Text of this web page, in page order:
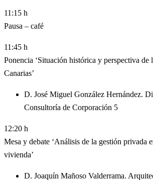
11:15 h
Pausa – café
11:45 h
Ponencia ‘Situación histórica y perspectiva de
Canarias’
D. José Miguel González Hernández.
Consultoría de Corporación 5
12:20 h
Mesa y debate ‘Análisis de la gestión privada
vivienda’
D. Joaquín Mañoso Valderrama.